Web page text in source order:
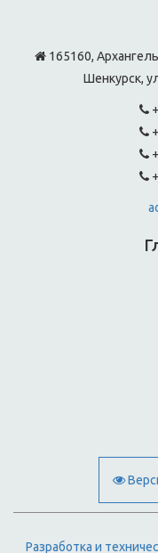
165160,
Шенкурск,
Разработка и